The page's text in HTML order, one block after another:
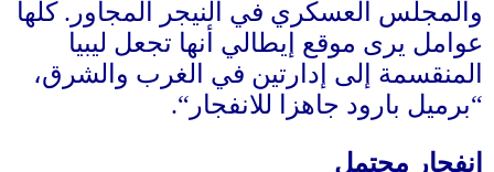
والمجلس العسكري في النيجر المجاور .كلها
عوامل يرى موقع إيطالي أنها تجعل ليبيا
المنقسمة إلى إدارتين في الغرب والشرق،
“برميل بارود جاهزا للانفجار “.
انفجار محتمل